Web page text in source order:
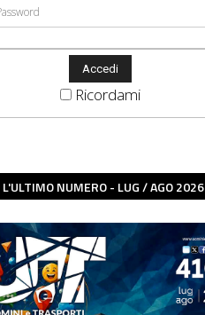
Ricordami
L'ULTIMO NUMERO - LUG / AGO 2026